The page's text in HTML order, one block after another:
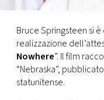
MONACO
RMC
CONSIGLIA
Bruce Springsteen si
realizzazione
Nowhere”. Il film
“Nebraska”,
statunitense.